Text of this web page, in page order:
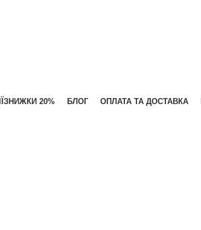
ЗНИЖКИ 20% БЛОГ ОПЛАТА ТА ДОСТАВКА